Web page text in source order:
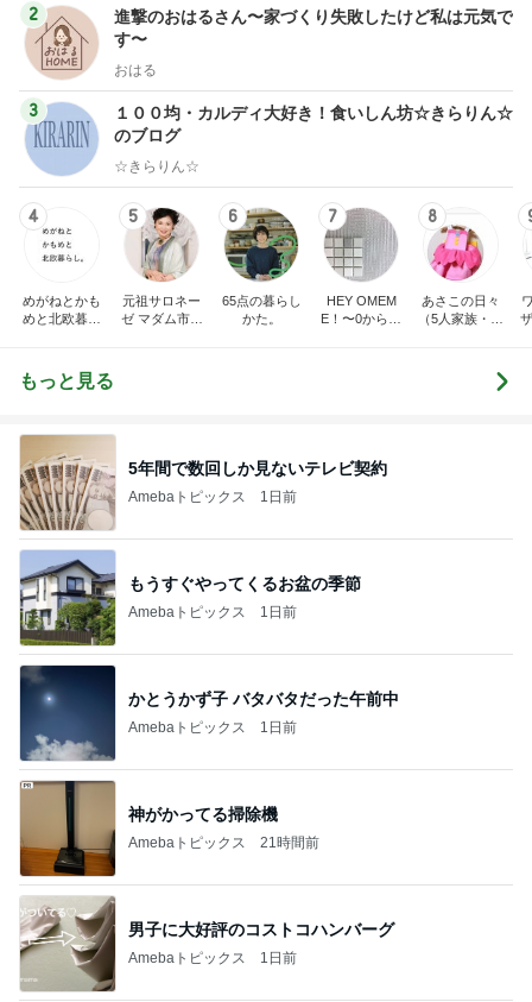
2
進撃のおはるさん〜家づくり失敗したけど私は元気で
す〜
おはる
3
１００均・カルディ大好き！食いしん坊☆きらりん☆
のブログ
☆きらりん☆
4
めがねとかも
めと北欧暮ら
5
元祖サロネー
ゼ マダム市川
6
65点の暮らし
かた。
7
HEY OMEM
E！〜0からの
8
あさこの日々
（5人家族・投
もっと見る
5年間で数回しか見ないテレビ契約
Amebaトピックス 1日前
もうすぐやってくるお盆の季節
Amebaトピックス 1日前
かとうかず子 バタバタだった午前中
Amebaトピックス 1日前
神がかってる掃除機
Amebaトピックス 21時間前
男子に大好評のコストコハンバーグ
Amebaトピックス 1日前